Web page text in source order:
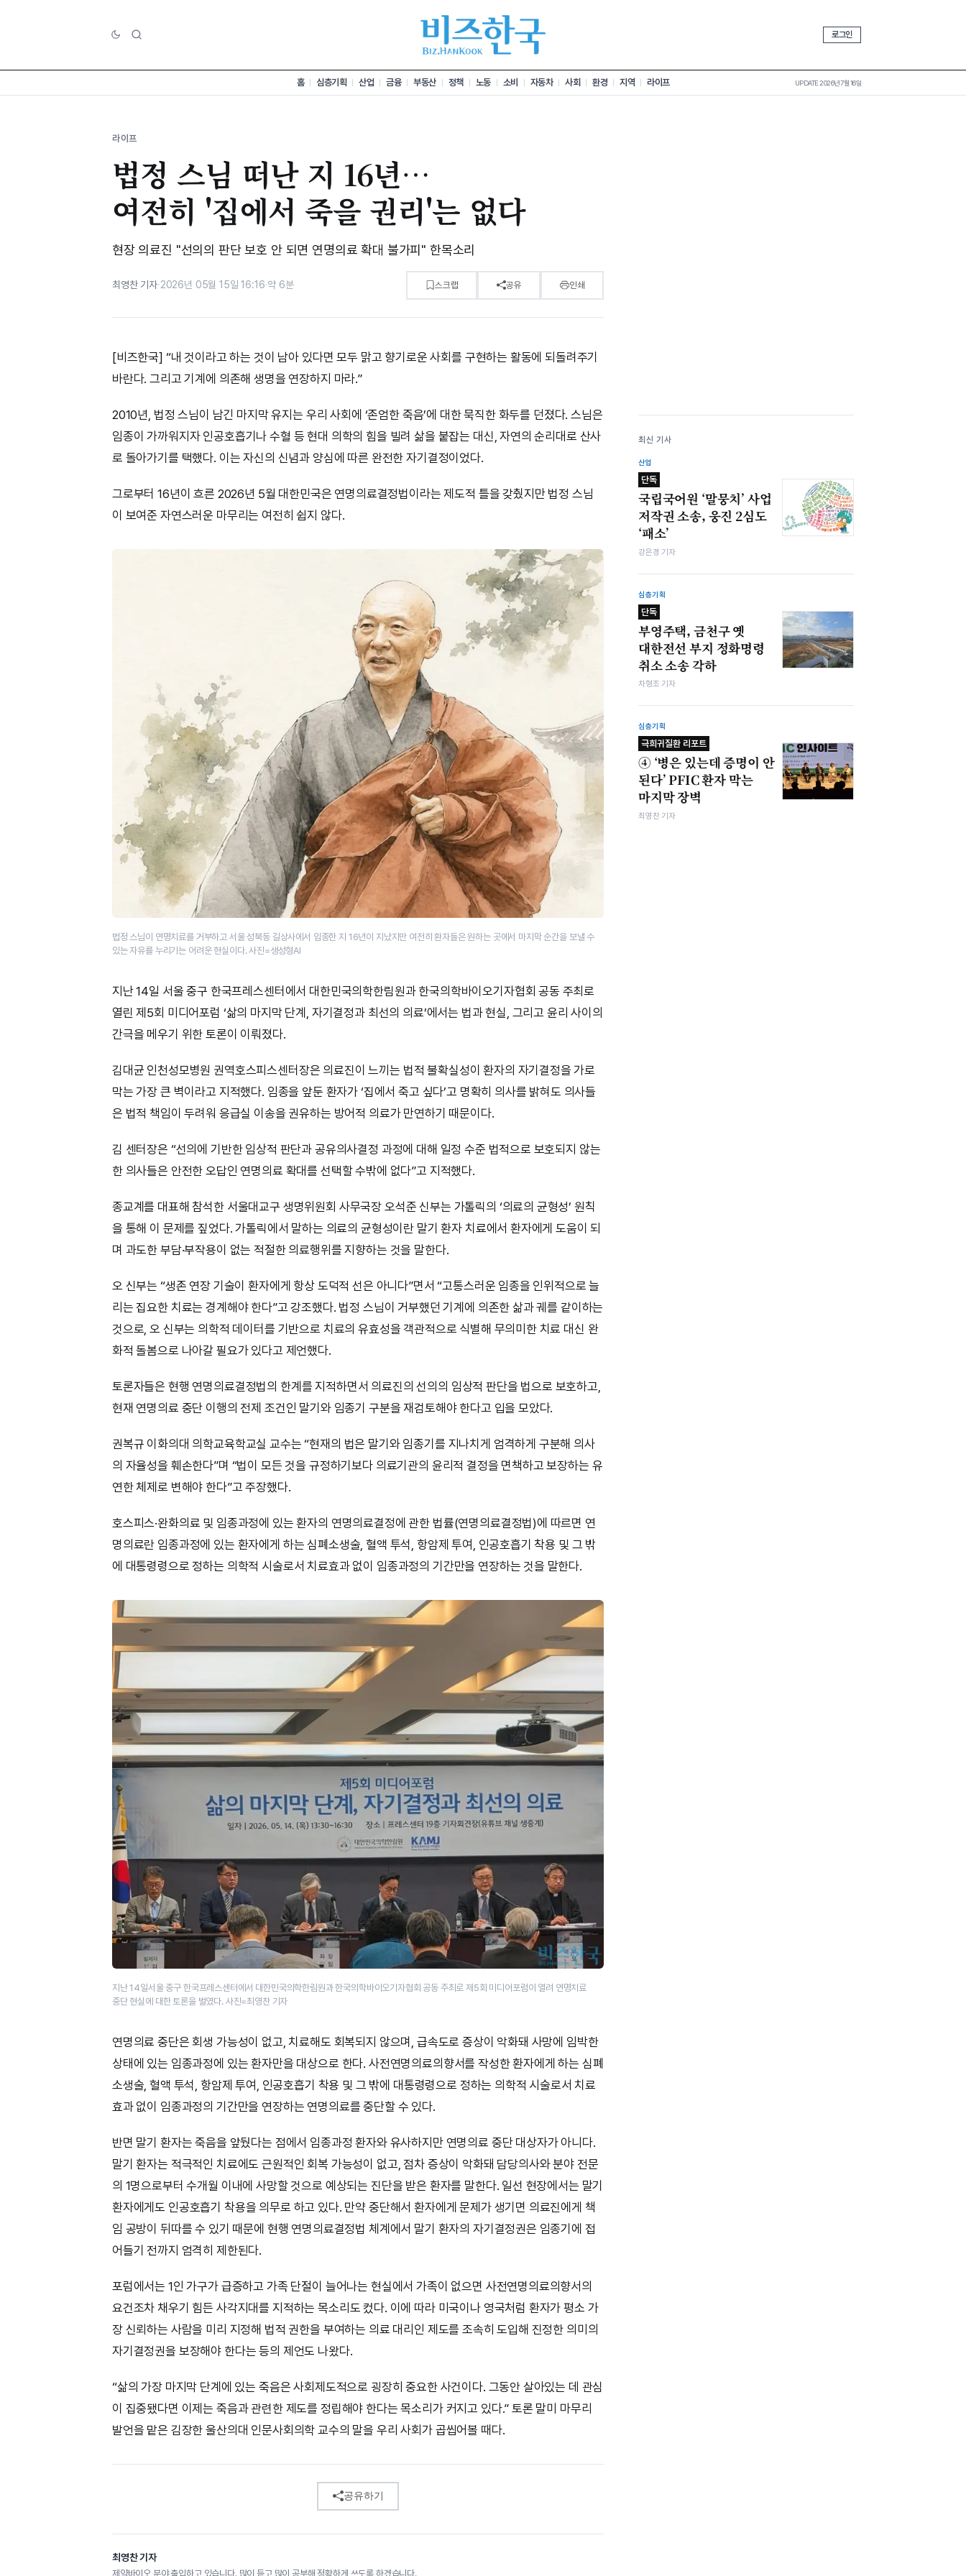
로그인
홈 심층기획 산업 금융 부동산 정책 노동 소비 자동차 사회 환경 지역 라이프 UPDATE 2026년 7월 16일
라이프
법정 스님 떠난 지 16년…
여전히 '집에서 죽을 권리'는 없다
현장 의료진 "선의의 판단 보호 안 되면 연명의료 확대 불가피" 한목소리
최영찬 기자·2026년 05월 15일 16:16·약 6분 스크랩 공유 인쇄
[비즈한국] “내 것이라고 하는 것이 남아 있다면 모두 맑고 향기로운 사회를 구현하는 활동에 되돌려주기
바란다. 그리고 기계에 의존해 생명을 연장하지 마라.”
2010년, 법정 스님이 남긴 마지막 유지는 우리 사회에 ‘존엄한 죽음’에 대한 묵직한 화두를 던졌다. 스님은
임종이 가까워지자 인공호흡기나 수혈 등 현대 의학의 힘을 빌려 삶을 붙잡는 대신, 자연의 순리대로 산사
로 돌아가기를 택했다. 이는 자신의 신념과 양심에 따른 완전한 자기결정이었다.
그로부터 16년이 흐른 2026년 5월 대한민국은 연명의료결정법이라는 제도적 틀을 갖췄지만 법정 스님
이 보여준 자연스러운 마무리는 여전히 쉽지 않다.
법정 스님이 연명치료를 거부하고 서울 성북동 길상사에서 임종한 지 16년이 지났지만 여전히 환자들은 원하는 곳에서 마지막 순간을 보낼 수
있는 자유를 누리기는 어려운 현실이다. 사진=생성형AI
지난 14일 서울 중구 한국프레스센터에서 대한민국의학한림원과 한국의학바이오기자협회 공동 주최로
열린 제5회 미디어포럼 ‘삶의 마지막 단계, 자기결정과 최선의 의료’에서는 법과 현실, 그리고 윤리 사이의
간극을 메우기 위한 토론이 이뤄졌다.
김대균 인천성모병원 권역호스피스센터장은 의료진이 느끼는 법적 불확실성이 환자의 자기결정을 가로
막는 가장 큰 벽이라고 지적했다. 임종을 앞둔 환자가 ‘집에서 죽고 싶다’고 명확히 의사를 밝혀도 의사들
은 법적 책임이 두려워 응급실 이송을 권유하는 방어적 의료가 만연하기 때문이다.
김 센터장은 “선의에 기반한 임상적 판단과 공유의사결정 과정에 대해 일정 수준 법적으로 보호되지 않는
한 의사들은 안전한 오답인 연명의료 확대를 선택할 수밖에 없다”고 지적했다.
종교계를 대표해 참석한 서울대교구 생명위원회 사무국장 오석준 신부는 가톨릭의 ‘의료의 균형성’ 원칙
을 통해 이 문제를 짚었다. 가톨릭에서 말하는 의료의 균형성이란 말기 환자 치료에서 환자에게 도움이 되
며 과도한 부담·부작용이 없는 적절한 의료행위를 지향하는 것을 말한다.
오 신부는 “생존 연장 기술이 환자에게 항상 도덕적 선은 아니다”면서 “고통스러운 임종을 인위적으로 늘
리는 집요한 치료는 경계해야 한다”고 강조했다. 법정 스님이 거부했던 기계에 의존한 삶과 궤를 같이하는
것으로, 오 신부는 의학적 데이터를 기반으로 치료의 유효성을 객관적으로 식별해 무의미한 치료 대신 완
화적 돌봄으로 나아갈 필요가 있다고 제언했다.
토론자들은 현행 연명의료결정법의 한계를 지적하면서 의료진의 선의의 임상적 판단을 법으로 보호하고,
현재 연명의료 중단 이행의 전제 조건인 말기와 임종기 구분을 재검토해야 한다고 입을 모았다.
권복규 이화의대 의학교육학교실 교수는 “현재의 법은 말기와 임종기를 지나치게 엄격하게 구분해 의사
의 자율성을 훼손한다”며 “법이 모든 것을 규정하기보다 의료기관의 윤리적 결정을 면책하고 보장하는 유
연한 체제로 변해야 한다”고 주장했다.
호스피스·완화의료 및 임종과정에 있는 환자의 연명의료결정에 관한 법률(연명의료결정법)에 따르면 연
명의료란 임종과정에 있는 환자에게 하는 심폐소생술, 혈액 투석, 항암제 투여, 인공호흡기 착용 및 그 밖
에 대통령령으로 정하는 의학적 시술로서 치료효과 없이 임종과정의 기간만을 연장하는 것을 말한다.
지난 14일서울 중구 한국프레스센터에서 대한민국의학한림원과 한국의학바이오기자협회 공동 주최로 제5회 미디어포럼이 열려 연명치료
중단 현실에 대한 토론을 벌였다. 사진=최영찬 기자
연명의료 중단은 회생 가능성이 없고, 치료해도 회복되지 않으며, 급속도로 증상이 악화돼 사망에 임박한
상태에 있는 임종과정에 있는 환자만을 대상으로 한다. 사전연명의료의향서를 작성한 환자에게 하는 심폐
소생술, 혈액 투석, 항암제 투여, 인공호흡기 착용 및 그 밖에 대통령령으로 정하는 의학적 시술로서 치료
효과 없이 임종과정의 기간만을 연장하는 연명의료를 중단할 수 있다.
반면 말기 환자는 죽음을 앞뒀다는 점에서 임종과정 환자와 유사하지만 연명의료 중단 대상자가 아니다.
말기 환자는 적극적인 치료에도 근원적인 회복 가능성이 없고, 점차 증상이 악화돼 담당의사와 분야 전문
의 1명으로부터 수개월 이내에 사망할 것으로 예상되는 진단을 받은 환자를 말한다. 일선 현장에서는 말기
환자에게도 인공호흡기 착용을 의무로 하고 있다. 만약 중단해서 환자에게 문제가 생기면 의료진에게 책
임 공방이 뒤따를 수 있기 때문에 현행 연명의료결정법 체계에서 말기 환자의 자기결정권은 임종기에 접
어들기 전까지 엄격히 제한된다.
포럼에서는 1인 가구가 급증하고 가족 단절이 늘어나는 현실에서 가족이 없으면 사전연명의료의향서의
요건조차 채우기 힘든 사각지대를 지적하는 목소리도 컸다. 이에 따라 미국이나 영국처럼 환자가 평소 가
장 신뢰하는 사람을 미리 지정해 법적 권한을 부여하는 의료 대리인 제도를 조속히 도입해 진정한 의미의
자기결정권을 보장해야 한다는 등의 제언도 나왔다.
“삶의 가장 마지막 단계에 있는 죽음은 사회제도적으로 굉장히 중요한 사건이다. 그동안 살아있는 데 관심
이 집중됐다면 이제는 죽음과 관련한 제도를 정립해야 한다는 목소리가 커지고 있다.” 토론 말미 마무리
발언을 맡은 김장한 울산의대 인문사회의학 교수의 말을 우리 사회가 곱씹어볼 때다.
공유하기
최영찬 기자
제약바이오 분야 출입하고 있습니다. 많이 듣고 많이 공부해 정확하게 쓰도록 하겠습니다.
최신 기사
산업
단독
국립국어원 ‘말뭉치’ 사업
저작권 소송, 웅진 2심도
‘패소’
강은경 기자
심층기획
단독
부영주택, 금천구 옛
대한전선 부지 정화명령
취소 소송 각하
차형조 기자
심층기획
극희귀질환 리포트
④ ‘병은 있는데 증명이 안
된다’ PFIC 환자 막는
마지막 장벽
최영찬 기자